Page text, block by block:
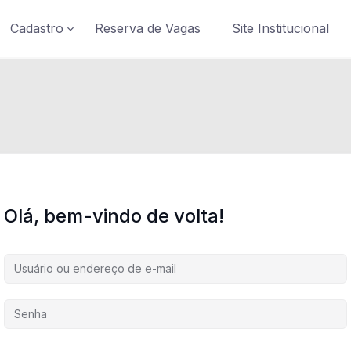
Cadastro Reserva de Vagas Site Institucional
Olá, bem-vindo de volta!